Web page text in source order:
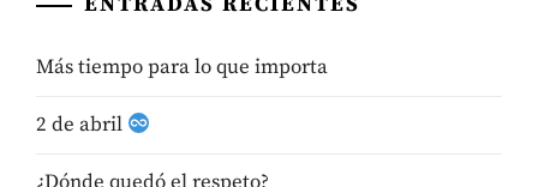
Más tiempo para lo que importa
2 de abril